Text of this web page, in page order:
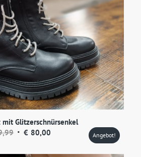
mit Glitzerschnürsenkel
Ursprünglicher
€ 80,00Aktueller
Angebot!